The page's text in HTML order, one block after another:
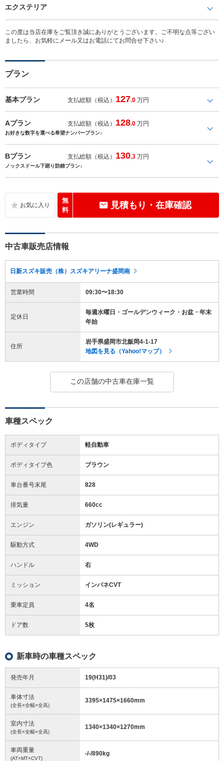
エクステリア
この度は当店在庫をご覧頂き誠にありがとうございます。ご不明な点等ござい
ましたら、お気軽にメール又はお電話にてお問合せ下さい♪
プラン
基本プラン 支払総額（税込） 127.0 万円
Aプラン 支払総額（税込） 128.0 万円
お好きな数字を選べる希望ナンバープラン♪
Bプラン 支払総額（税込） 130.3 万円
ノックスドール下廻り防錆プラン♪
無
料
見積もり・在庫確認
中古車販売店情報
日新スズキ販売（株）スズキアリーナ盛岡南
営業時間 09:30〜18:30
定休日
毎週水曜日・ゴールデンウィーク・お盆・年末
年始
住所
岩手県盛岡市北飯岡4-1-17
地図を見る（Yahoo!マップ）
この店舗の中古車在庫一覧
車種スペック
ボディタイプ 軽自動車
ボディタイプ色 ブラウン
車台番号末尾 828
排気量 660cc
エンジン ガソリン(レギュラー)
駆動方式 4WD
ハンドル 右
ミッション インパネCVT
乗車定員 4名
ドア数 5枚
新車時の車種スペック
発売年月 19(H31)/03
車体寸法
(全長×全幅×全高)
3395×1475×1660mm
室内寸法
(全長×全幅×全高)
1340×1340×1270mm
車両重量
(AT×MT×CVT)
-/-/890kg